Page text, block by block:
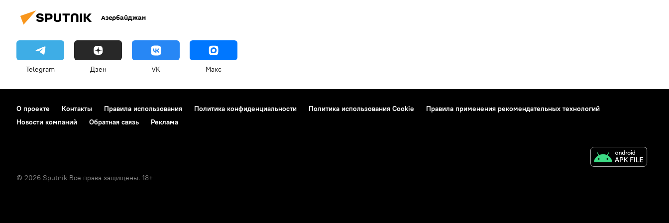
Совет безопасности ООН
Азербайджан
Telegram Дзен VK Макс
О проекте Контакты Правила использования Политика конфиденциальности Политика использования Cookie
Правила применения рекомендательных технологий
Новости компаний
Обратная связь Реклама
© 2026 Sputnik Все права защищены. 18+